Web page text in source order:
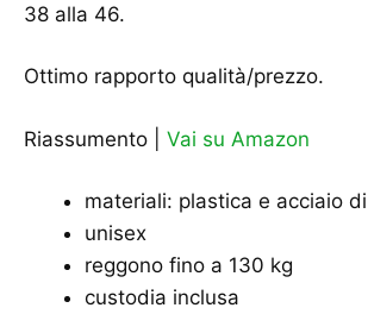
38 alla 46.
Ottimo rapporto qualità/prezzo.
Riassumento | Vai su Amazon
materiali: plastica e acciaio
unisex
reggono fino a 130 kg
custodia inclusa